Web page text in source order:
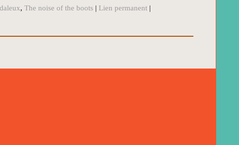
, The noise of the boots | Lien permanent |